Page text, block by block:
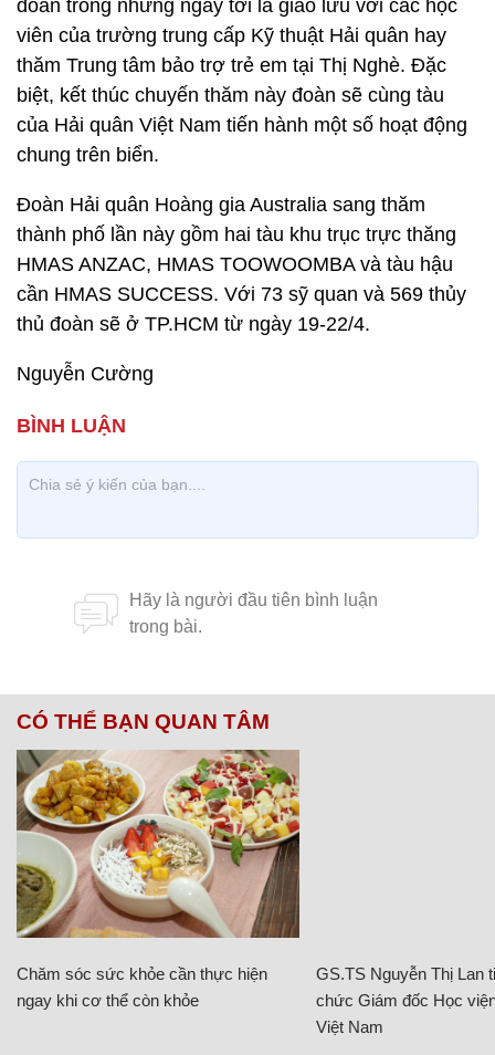
đoàn trong những ngày tới là giao lưu với các học
viên của trường trung cấp Kỹ thuật Hải quân hay
thăm Trung tâm bảo trợ trẻ em tại Thị Nghè. Đặc
biệt, kết thúc chuyến thăm này đoàn sẽ cùng tàu
của Hải quân Việt Nam tiến hành một số hoạt động
chung trên biển.
Đoàn Hải quân Hoàng gia Australia sang thăm
thành phố lần này gồm hai tàu khu trục trực thăng
HMAS ANZAC, HMAS TOOWOOMBA và tàu hậu
cần HMAS SUCCESS. Với 73 sỹ quan và 569 thủy
thủ đoàn sẽ ở TP.HCM từ ngày 19-22/4.
Nguyễn Cường
CÓ THỂ BẠN QUAN TÂM
Chăm sóc sức khỏe cần thực hiện
ngay khi cơ thể còn khỏe
GS.TS Nguyễn Thị Lan
chức Giám đốc Học
Việt Nam